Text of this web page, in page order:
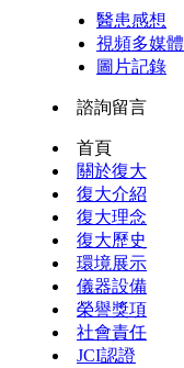
醫患感想
視頻多媒體
圖片記錄
諮詢留言
首頁
關於復大
復大介紹
復大理念
復大歷史
環境展示
儀器設備
榮譽獎項
社會責任
JCI認證